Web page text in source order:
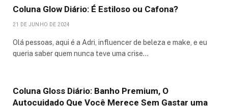
Coluna Glow Diário: É Estiloso ou Cafona?
21 DE JUNHO DE 2024
Olá pessoas, aqui é a Adri, influencer de beleza e make, e eu
queria saber quem nunca teve uma crise…
Coluna Gloss Diário: Banho Premium, O
Autocuidado Que Você Merece Sem Gastar uma